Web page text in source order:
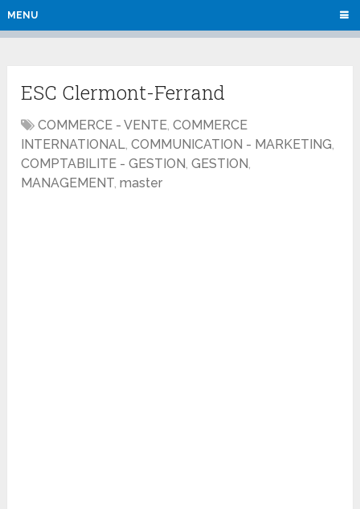
MENU
ESC Clermont-Ferrand
COMMERCE - VENTE,COMMERCE
INTERNATIONAL,COMMUNICATION - MARKETING,
COMPTABILITE - GESTION,GESTION,
MANAGEMENT,master